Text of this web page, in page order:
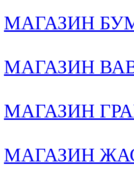
МАГАЗИН
МАГАЗИН
МАГАЗИН
МАГАЗИН